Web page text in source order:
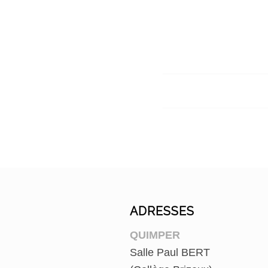
ADRESSES
QUIMPER
Salle Paul BERT